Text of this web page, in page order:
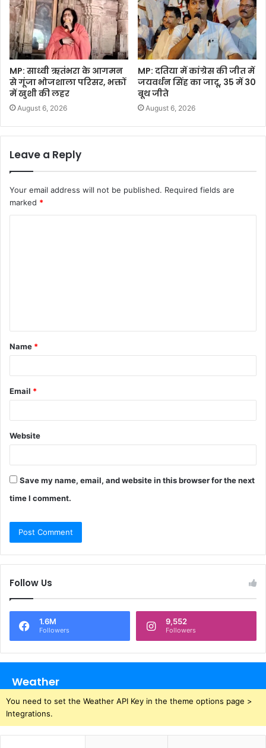
MP: साध्वी ऋतंभरा के आगमन
से गूंजा भोजशाला परिसर, भक्तों
में खुशी की लहर
August 6, 2026
MP: दतिया में कांग्रेस की जीत में
जयवर्धन सिंह का जादू, 35 में 30
बूथ जीते
August 6, 2026
Leave a Reply
Your email address will not be published. Required fields are
marked *
t
*
Name *
Email *
Website
Save my name, email, and website in this browser for the next
time I comment.
Follow Us
1.6M
Followers
9,552
Followers
Weather
You need to set the Weather API Key in the theme options page >
Integrations.